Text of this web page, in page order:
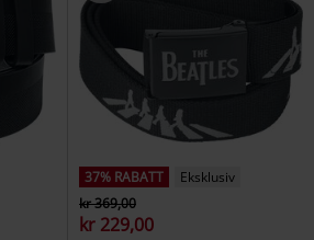
37% RABATT
Eksklusiv
kr 369,00
kr 229,00